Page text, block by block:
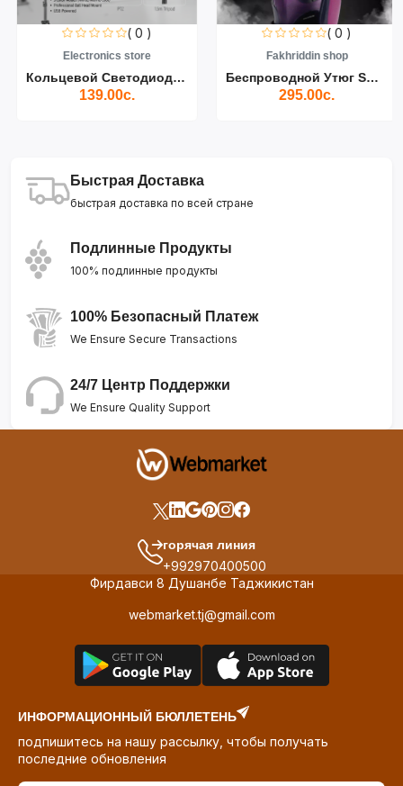
( 0 )
Electronics store
Кольцевой Светодиодный Св...
139.00с.
( 0 )
Fakhriddin shop
Беспроводной Утюг SOKANY...
295.00с.
Быстрая Доставка
быстрая доставка по всей стране
Подлинные Продукты
100% подлинные продукты
100% Безопасный Платеж
We Ensure Secure Transactions
24/7 Центр Поддержки
We Ensure Quality Support
горячая линия
+992970400500
Фирдавси 8 Душанбе Таджикистан
webmarket.tj@gmail.com
ИНФОРМАЦИОННЫЙ БЮЛЛЕТЕНЬ
подпишитесь на нашу рассылку, чтобы получать
последние обновления